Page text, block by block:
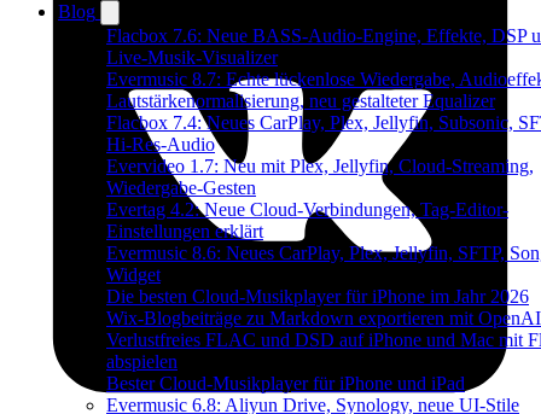
Blog
Flacbox 7.6: Neue BASS-Audio-Engine, Effekte, DSP
Live-Musik-Visualizer
Evermusic 8.7: Echte lückenlose Wiedergabe,
Lautstärkenormalisierung, neu gestalteter Equalizer
Flacbox 7.4: Neues CarPlay, Plex, Jellyfin, Subsonic,
Hi-Res-Audio
Evervideo 1.7: Neu mit Plex, Jellyfin, Cloud-Streaming,
Wiedergabe-Gesten
Evertag 4.2: Neue Cloud-Verbindungen, Tag-Editor-
Einstellungen erklärt
Evermusic 8.6: Neues CarPlay, Plex, Jellyfin, SFTP,
Widget
Die besten Cloud-Musikplayer für iPhone im Jahr 2026
Wix-Blogbeiträge zu Markdown exportieren mit OpenAI
Verlustfreies FLAC und DSD auf iPhone und Mac mit
abspielen
Bester Cloud-Musikplayer für iPhone und iPad
Evermusic 6.8: Aliyun Drive, Synology, neue UI-Stile